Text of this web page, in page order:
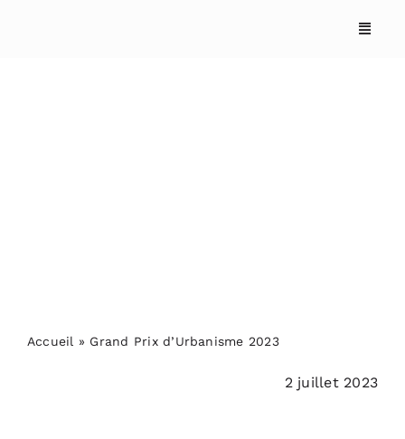
Accueil » Grand Prix d’Urbanisme 2023
2 juillet 2023